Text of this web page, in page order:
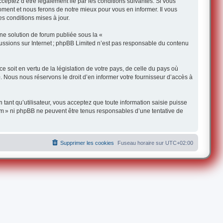
et nous ferons de notre mieux pour vous en informer. Il vous
conditions mises à jour.
solution de forum publiée sous la «
sur Internet ; phpBB Limited n’est pas responsable du contenu
soit en vertu de la législation de votre pays, de celle du pays où
nous réservons le droit d’en informer votre fournisseur d’accès à
qu’utilisateur, vous acceptez que toute information saisie puisse
ni phpBB ne peuvent être tenus responsables d’une tentative de
Fuseau horaire sur UTC+02:00
Supprimer les cookies